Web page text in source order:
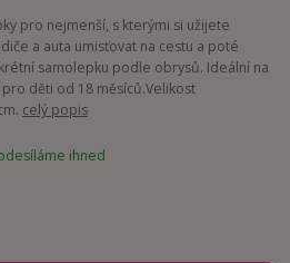
pro nejmenší, s kterými si užijete
a auta umisťovat na cestu a poté
samolepku podle obrysů. Ideální na
děti od 18 měsíců.Velikost
celý popis
ihned